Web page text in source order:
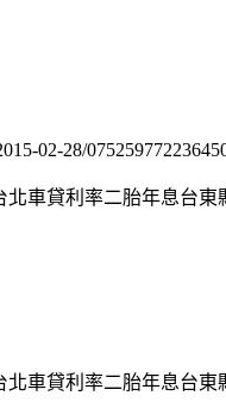
02-28/
車貸利率二胎年息台
車貸利率二胎年息台